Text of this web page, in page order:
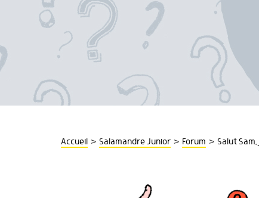
Accueil > Salamandre Junior > Forum > Salut